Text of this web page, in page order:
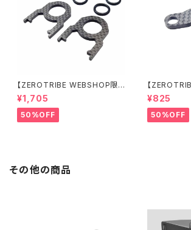
【ZEROTRIBE WEBSHOP限
定価格】RCM-BD11-TSE カ
ーボンツィーク スティックエンド
プレートセット YOKOMO BD11
用
¥1,705
50%OFF
【
定価格】
LCE
ディマウン
ョンプレー
¥825
50%OFF
その他の商品